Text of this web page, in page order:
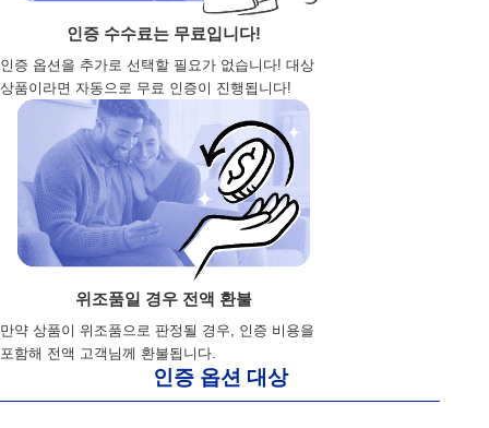
인증 수수료는 무료입니다!
인증 옵션을 추가로 선택할 필요가 없습니다! 대상
상품이라면 자동으로 무료 인증이 진행됩니다!
위조품일 경우 전액 환불
만약 상품이 위조품으로 판정될 경우, 인증 비용을
포함해 전액 고객님께 환불됩니다.
인증 옵션 대상